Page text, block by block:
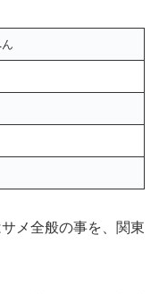
メ全般の事を、関東